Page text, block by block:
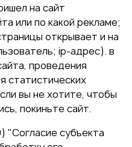
на сайт
или по какой рекламе;
открывает и на
ip-адрес). в
проведения
статистических
вы не хотите, чтобы
покиньте сайт.
субъекта